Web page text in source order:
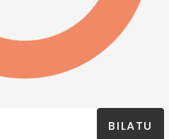
BILATU